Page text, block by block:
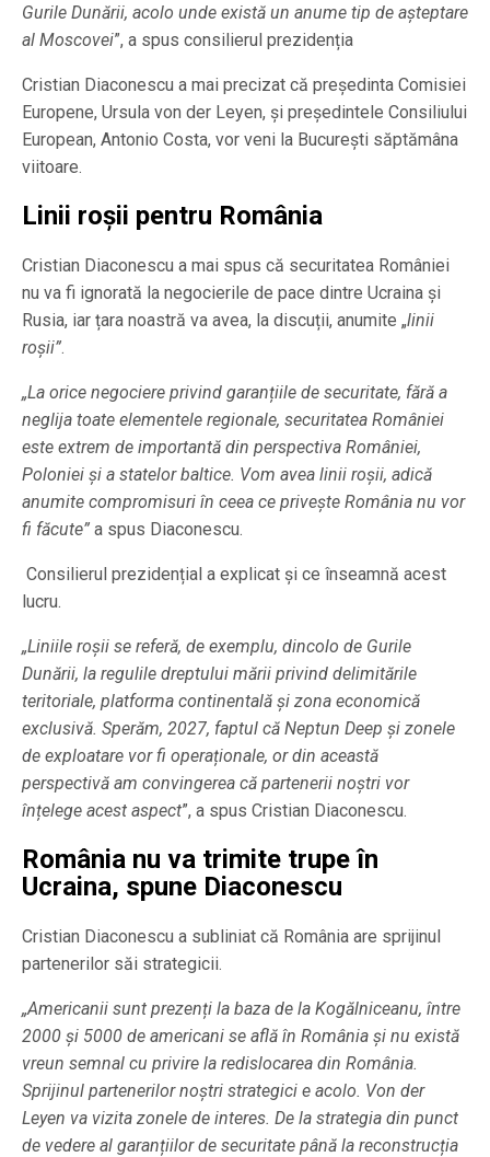
Gurile Dunării, acolo unde există un anume tip de așteptare
al Moscovei”, a spus consilierul prezidenția
Cristian Diaconescu a mai precizat că președinta Comisiei
Europene, Ursula von der Leyen, și președintele Consiliului
European, Antonio Costa, vor veni la București săptămâna
viitoare.
Linii roșii pentru România
Cristian Diaconescu a mai spus că securitatea României
nu va fi ignorată la negocierile de pace dintre Ucraina și
Rusia, iar țara noastră va avea, la discuții, anumite „linii
roșii”.
„La orice negociere privind garanțiile de securitate, fără a
neglija toate elementele regionale, securitatea României
este extrem de importantă din perspectiva României,
Poloniei și a statelor baltice. Vom avea linii roșii, adică
anumite compromisuri în ceea ce privește România nu vor
fi făcute” a spus Diaconescu.
Consilierul prezidențial a explicat și ce înseamnă acest
lucru.
„Liniile roșii se referă, de exemplu, dincolo de Gurile
Dunării, la regulile dreptului mării privind delimitările
teritoriale, platforma continentală și zona economică
exclusivă. Sperăm, 2027, faptul că Neptun Deep și zonele
de exploatare vor fi operaționale, or din această
perspectivă am convingerea că partenerii noștri vor
înțelege acest aspect”, a spus Cristian Diaconescu.
România nu va trimite trupe în
Ucraina, spune Diaconescu
Cristian Diaconescu a subliniat că România are sprijinul
partenerilor săi strategicii.
„Americanii sunt prezenți la baza de la Kogălniceanu, între
2000 și 5000 de americani se află în România și nu există
vreun semnal cu privire la redislocarea din România.
Sprijinul partenerilor noștri strategici e acolo. Von der
Leyen va vizita zonele de interes. De la strategia din punct
de vedere al garanțiilor de securitate până la reconstrucția